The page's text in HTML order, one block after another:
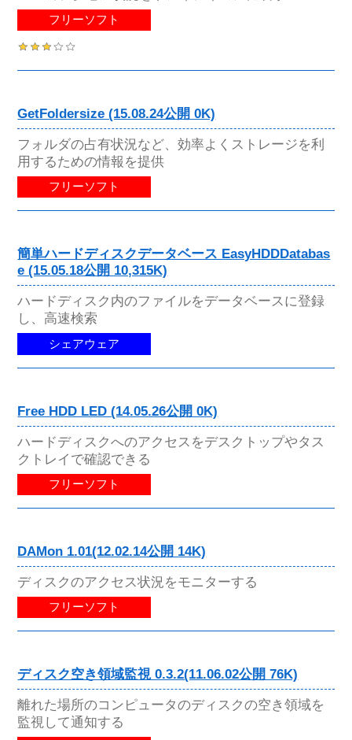
フリーソフト
GetFoldersize (15.08.24公開 0K)
フォルダの占有状況など、効率よくストレージを利
用するための情報を提供
フリーソフト
簡単ハードディスクデータベース EasyHDDDatabas
e (15.05.18公開 10,315K)
ハードディスク内のファイルをデータベースに登録
し、高速検索
シェアウェア
Free HDD LED (14.05.26公開 0K)
ハードディスクへのアクセスをデスクトップやタス
クトレイで確認できる
フリーソフト
DAMon 1.01(12.02.14公開 14K)
ディスクのアクセス状況をモニターする
フリーソフト
ディスク空き領域監視 0.3.2(11.06.02公開 76K)
離れた場所のコンピュータのディスクの空き領域を
監視して通知する